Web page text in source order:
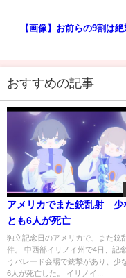
【画像】お前らの9割は
おすすめの記事
アメリカでまた銃乱射 少
とも6人が死亡
独立記念日のアメリカで、また銃
件。 中西部イリノイ州で4日、記
うパレード会場で銃撃があり、少
6人が死亡した。 イリノイ...